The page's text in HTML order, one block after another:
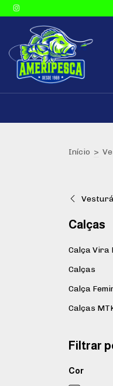
Início >
Calças
Calça Vira
Calças
Calça
Calças
Filtrar
Cor